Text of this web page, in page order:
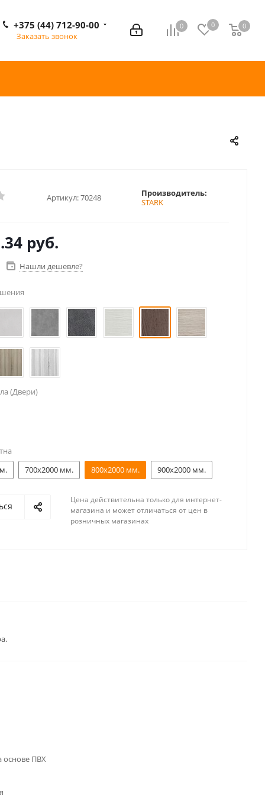
0 0 0
0
+375 (44) 712-90-00
Заказать звонок
Артикул:70248
Производитель:
STARK
руб.
Нашли дешевле?
(Двери)
700x2000 мм. 800x2000 мм. 900x2000 мм.
Цена действительна только для интернет-
магазина и может отличаться от цен в
розничных магазинах
основе ПВХ